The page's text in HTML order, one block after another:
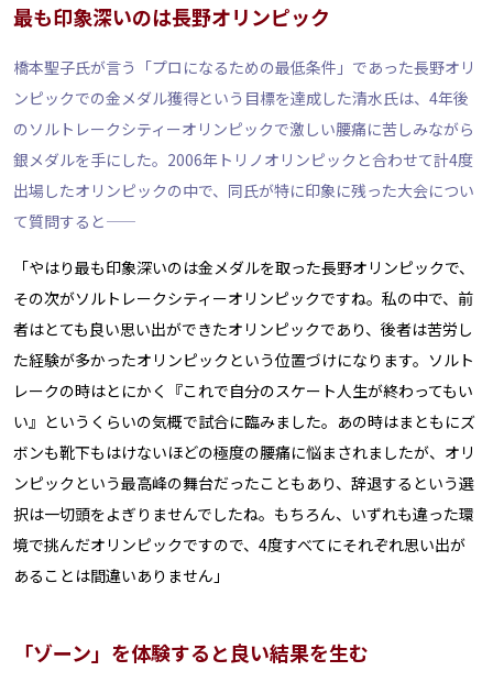
最も印象深いのは長野オリンピック
橋本聖子氏が言う「プロになるための最低条件」であった長野オリ
ンピックでの金メダル獲得という目標を達成した清水氏は、4年後
のソルトレークシティーオリンピックで激しい腰痛に苦しみながら
銀メダルを手にした。2006年トリノオリンピックと合わせて計4度
出場したオリンピックの中で、同氏が特に印象に残った大会につい
て質問すると――
「やはり最も印象深いのは金メダルを取った長野オリンピックで、
その次がソルトレークシティーオリンピックですね。私の中で、前
者はとても良い思い出ができたオリンピックであり、後者は苦労し
た経験が多かったオリンピックという位置づけになります。ソルト
レークの時はとにかく『これで自分のスケート人生が終わってもい
い』というくらいの気概で試合に臨みました。あの時はまともにズ
ボンも靴下もはけないほどの極度の腰痛に悩まされましたが、オリ
ンピックという最高峰の舞台だったこともあり、辞退するという選
択は一切頭をよぎりませんでしたね。もちろん、いずれも違った環
境で挑んだオリンピックですので、4度すべてにそれぞれ思い出が
あることは間違いありません」
「ゾーン」を体験すると良い結果を生む